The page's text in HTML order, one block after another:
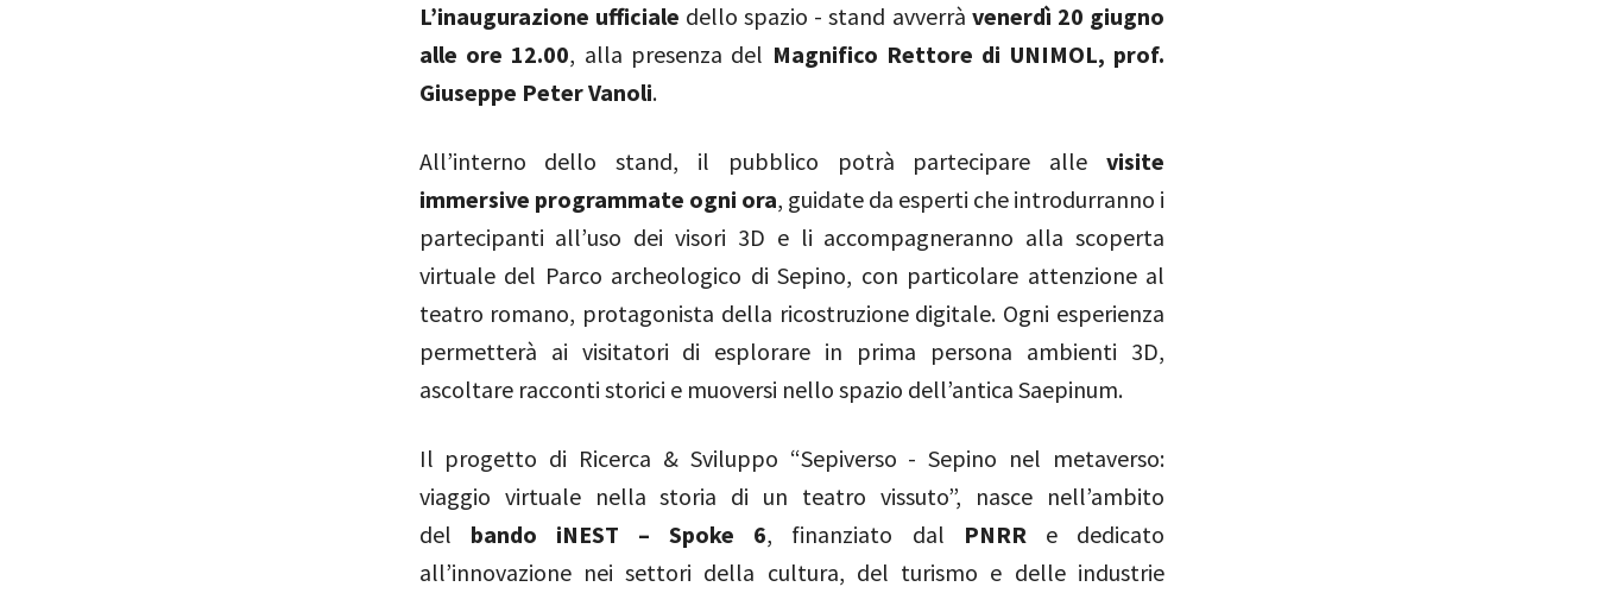
L’inaugurazione ufficiale dello spazio - stand avverrà venerdì 20 giugno
alle ore 12.00, alla presenza del Magnifico Rettore di UNIMOL, prof.
Giuseppe Peter Vanoli.
All’interno dello stand, il pubblico potrà partecipare alle visite
immersive programmate ogni ora, guidate da esperti che introdurranno i
partecipanti all’uso dei visori 3D e li accompagneranno alla scoperta
virtuale del Parco archeologico di Sepino, con particolare attenzione al
teatro romano, protagonista della ricostruzione digitale. Ogni esperienza
permetterà ai visitatori di esplorare in prima persona ambienti 3D,
ascoltare racconti storici e muoversi nello spazio dell’antica Saepinum.
Il progetto di Ricerca & Sviluppo “Sepiverso - Sepino nel metaverso:
viaggio virtuale nella storia di un teatro vissuto”, nasce nell’ambito
del bando iNEST – Spoke 6, finanziato dal PNRRe dedicato
all’innovazione nei settori della cultura, del turismo e delle industrie